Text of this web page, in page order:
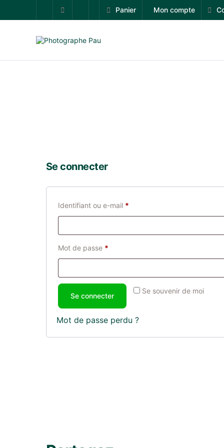
Panier Mon compte
Se connecter
Identifiant ou e-mail *
Mot de passe *
Se souvenir de moi
Se connecter
Mot de passe perdu ?